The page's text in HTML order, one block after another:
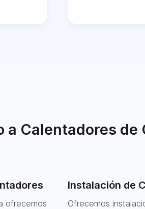
a Calentadores
ofrecemos
Instalación de
Ofrecemos